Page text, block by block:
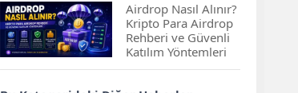
Airdrop Nasıl Alınır?
Kripto Para Airdrop
Rehberi ve Güvenli
Katılım Yöntemleri
Spot ve Vadeli İşlem